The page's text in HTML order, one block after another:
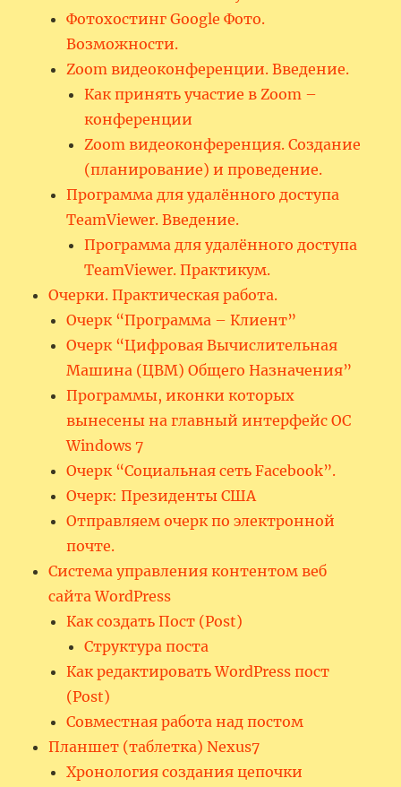
Фотохостинг Google Фото.
Возможности.
Zoom видеоконференции. Введение.
Как принять участие в Zoom –
конференции
Zoom видеоконференция. Создание
(планирование) и проведение.
Программа для удалённого доступа
TeamViewer. Введение.
Программа для удалённого доступа
TeamViewer. Практикум.
Очерки. Практическая работа.
Очерк “Программа – Клиент”
Очерк “Цифровая Вычислительная
Машина (ЦВМ) Общего Назначения”
Программы, иконки которых
вынесены на главный интерфейс ОС
Windows 7
Очерк “Социальная сеть Facebook”.
Очерк: Президенты США
Отправляем очерк по электронной
почте.
Система управления контентом веб
сайта WordPress
Как создать Пост (Post)
Структура поста
Как редактировать WordPress пост
(Post)
Совместная работа над постом
Планшет (таблетка) Nexus7
Хронология создания цепочки